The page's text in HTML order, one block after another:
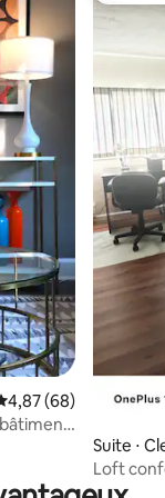
: 5 sur 5
moyenne
4,87 (68)
Suite ⋅
Loft